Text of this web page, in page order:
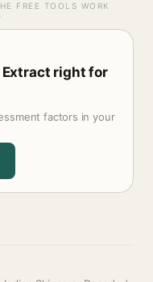
FREE TOOLS WORK
Extract right for
factors in your